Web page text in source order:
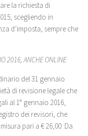
la richiesta di
scegliendo in
d’imposta, sempre che
2016, ANCHE ONLINE
del 31 gennaio
di revisione legale che
al 1° gennaio 2016,
dei revisori, che
pari a € 26,00. Da